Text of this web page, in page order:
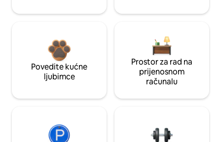
Povedite kućne
ljubimce
Prostor za rad na
prijenosnom
računalu